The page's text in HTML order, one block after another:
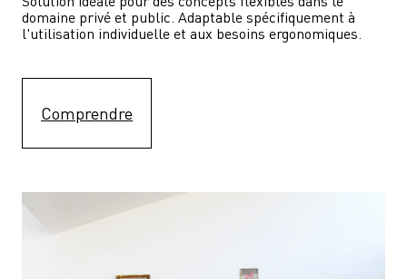
domaine privé et public. Adaptable spécifiquement à
l'utilisation individuelle et aux besoins ergonomiques.
Comprendre